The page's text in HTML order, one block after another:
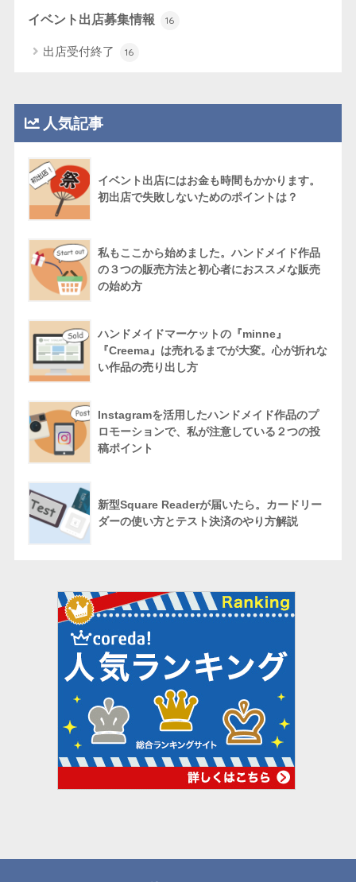
イベント出店募集情報 16
出店受付終了 16
人気記事
イベント出店にはお金も時間もかかります。
初出店で失敗しないためのポイントは？
私もここから始めました。ハンドメイド作品
の３つの販売方法と初心者におススメな販売
の始め方
ハンドメイドマーケットの『minne』
『Creema』は売れるまでが大変。心が折れな
い作品の売り出し方
Instagramを活用したハンドメイド作品のプ
ロモーションで、私が注意している２つの投
稿ポイント
新型Square Readerが届いたら。カードリー
ダーの使い方とテスト決済のやり方解説